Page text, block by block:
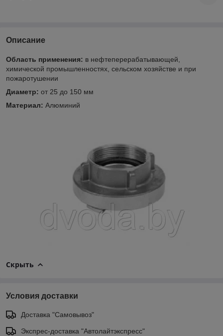
Описание
Область применения: в нефтеперерабатывающей,
химической промышленностях, сельском хозяйстве и при
пожаротушении
Диаметр: от 25 до 150 мм
Материал: Алюминий
Скрыть
Условия доставки
Доставка "Самовывоз"
Экспрес-доставка "Автолайтэкспресс"